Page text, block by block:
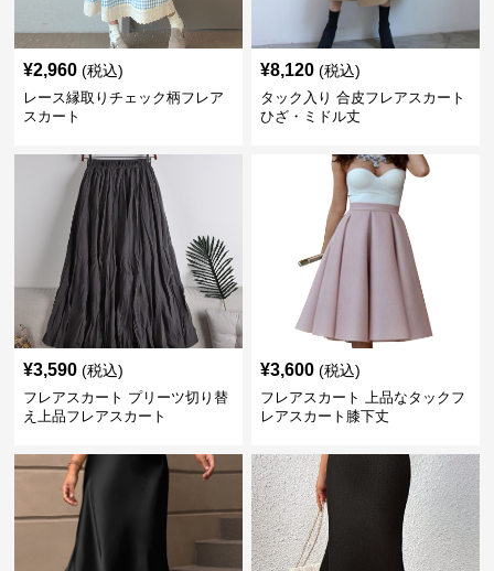
¥2,960 (税込)
レース縁取りチェック柄フレア
スカート
¥8,120 (税込)
タック入り 合皮フレアスカート
ひざ・ミドル丈
¥3,590 (税込)
フレアスカート プリーツ切り替
え上品フレアスカート
¥3,600 (税込)
フレアスカート 上品なタックフ
レアスカート膝下丈